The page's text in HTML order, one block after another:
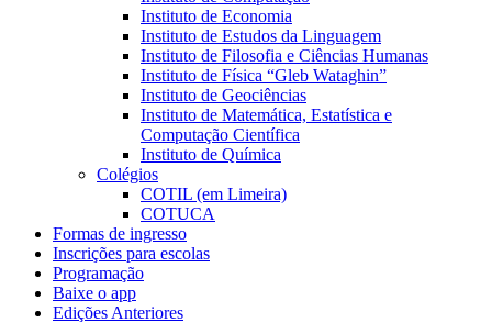
Instituto de Economia
Instituto de Estudos da Linguagem
Instituto de Filosofia e Ciências Humanas
Instituto de Física “Gleb Wataghin”
Instituto de Geociências
Instituto de Matemática, Estatística e
Computação Científica
Instituto de Química
Colégios
COTIL (em Limeira)
COTUCA
Formas de ingresso
Inscrições para escolas
Programação
Baixe o app
Edições Anteriores